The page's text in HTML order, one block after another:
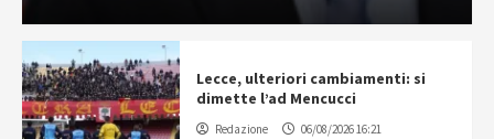
Lecce, ulteriori cambiamenti: si
dimette l’ad Mencucci
Redazione 06/08/2026 16:21